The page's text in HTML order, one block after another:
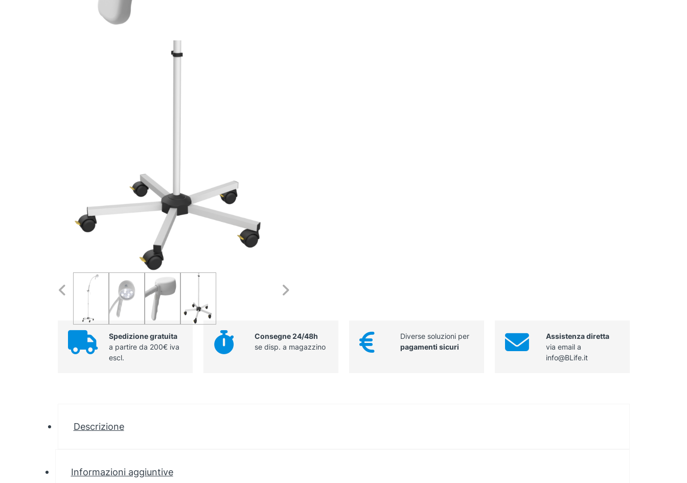
Spedizione gratuita
a partire da 200€ iva
escl.
Consegne 24/48h
se disp. a magazzino
Diverse soluzioni per
pagamenti sicuri
Assistenza diretta
via email a
info@BLife.it
Descrizione
Informazioni aggiuntive